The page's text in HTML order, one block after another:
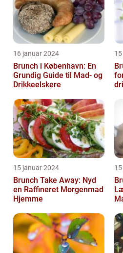
16 januar 2024
Brunch i København: En
Grundig Guide til Mad- og
Drikkeelskere
15 januar 2024
Brunch Take Away: Nyd
en Raffineret Morgenmad
Hjemme